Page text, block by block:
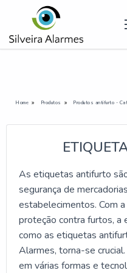
Home Produtos Produtos antifurto -
As etiquetas antifurto
segurança de
estabelecimentos. Com
proteção contra furtos, a
como as etiquetas
Alarmes, torna-se
em várias formas e